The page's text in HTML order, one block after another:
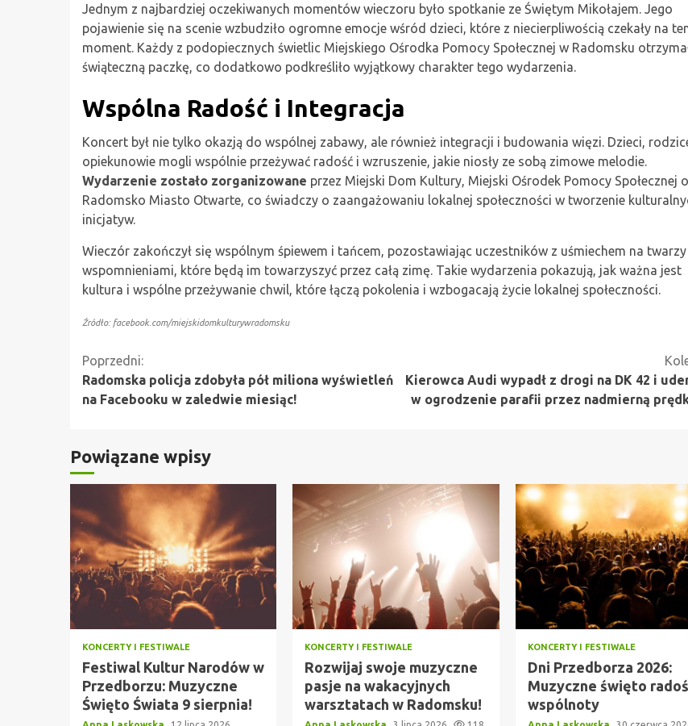
Jednym z najbardziej oczekiwanych momentów wieczoru było spotkanie ze Świętym Mikołajem. Jego
pojawienie się na scenie wzbudziło ogromne emocje wśród dzieci, które z niecierpliwością czekały na
moment. Każdy z podopiecznych świetlic Miejskiego Ośrodka Pomocy Społecznej w Radomsku
świąteczną paczkę, co dodatkowo podkreśliło wyjątkowy charakter tego wydarzenia.
Wspólna Radość i Integracja
Koncert był nie tylko okazją do wspólnej zabawy, ale również integracji i budowania więzi. Dzieci,
opiekunowie mogli wspólnie przeżywać radość i wzruszenie, jakie niosły ze sobą zimowe melodie.
Wydarzenie zostało zorganizowane przez Miejski Dom Kultury, Miejski Ośrodek Pomocy Społecznej
Radomsko Miasto Otwarte, co świadczy o zaangażowaniu lokalnej społeczności w tworzenie
inicjatyw.
Wieczór zakończył się wspólnym śpiewem i tańcem, pozostawiając uczestników z uśmiechem na twarzy
wspomnieniami, które będą im towarzyszyć przez całą zimę. Takie wydarzenia pokazują, jak ważna jest
kultura i wspólne przeżywanie chwil, które łączą pokolenia i wzbogacają życie lokalnej społeczności.
Źródło: facebook.com/miejskidomkulturywradomsku
Kontynuuj
czytanie
Poprzedni:
Radomska policja zdobyła pół miliona wyświetleń
na Facebooku w zaledwie miesiąc!
Kierowca Audi wypadł z drogi na DK 42 i
w ogrodzenie parafii przez nadmierną
Powiązane wpisy
KONCERTY I FESTIWALE
Festiwal Kultur Narodów w
Przedborzu: Muzyczne
Święto Świata 9 sierpnia!
KONCERTY I FESTIWALE
Rozwijaj swoje muzyczne
pasje na wakacyjnych
warsztatach w Radomsku!
KONCERTY I FESTIWALE
Dni Przedborza 2026:
Muzyczne święto
wspólnoty